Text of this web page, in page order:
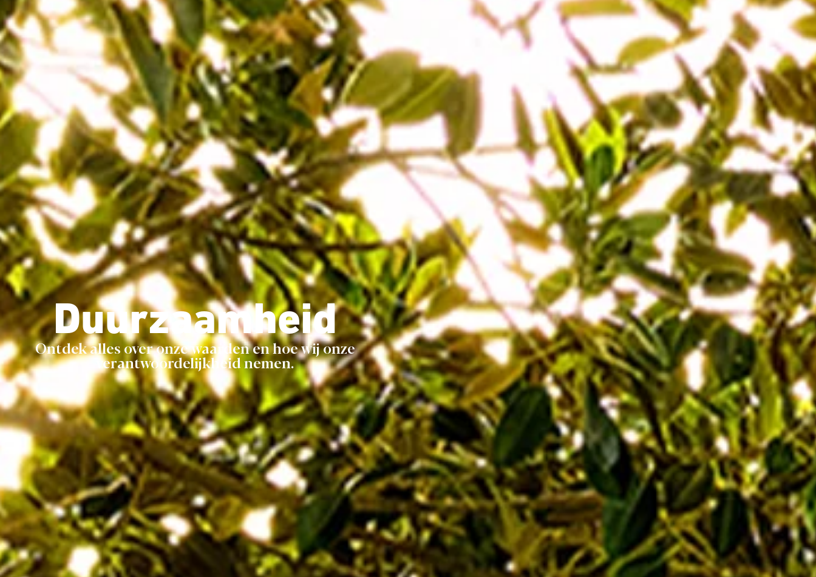
Duurzaamheid
Ontdek alles over onze waarden en hoe wij onze
verantwoordelijkheid nemen.